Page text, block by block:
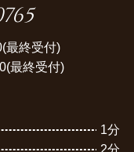
最終受付)
最終受付)
1分